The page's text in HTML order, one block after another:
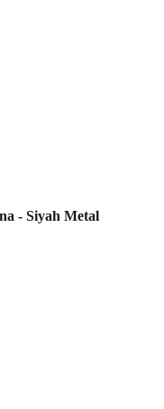
- Siyah Metal